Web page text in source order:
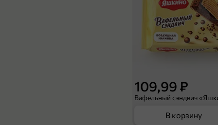
400 г
Макаронные изделия «Cardinale» Перья, 400 г
109,99 ₽
В корзину